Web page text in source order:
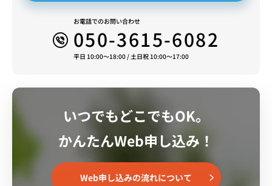
お電話でのお問い合わせ
050-3615-6082
平日 10:00～18:00 / 土日祝 10:00～17:00
いつでもどこでもOK。
かんたんWeb申し込み！
Web申し込みの流れについて